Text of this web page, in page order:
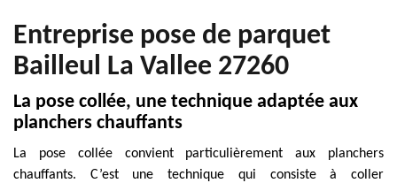
Entreprise pose de parquet
Bailleul La Vallee 27260
La pose collée, une technique adaptée aux
planchers chauffants
La pose collée convient particulièrement aux planchers
chauffants. C’est une technique qui consiste à coller